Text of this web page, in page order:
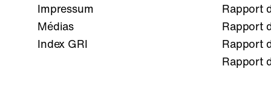
Impressum
Médias
Index GRI
Rapport
Rapport
Rapport
Rapport